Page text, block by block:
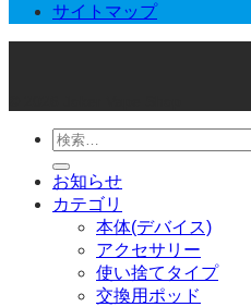
サイトマップ
検
索
対
象:
お知らせ
カテゴリ
本体(デバイス)
アクセサリー
使い捨てタイプ
交換用ポッド